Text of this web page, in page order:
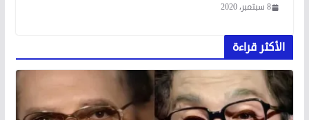
8 سبتمبر، 2020
الأكثر قراءة